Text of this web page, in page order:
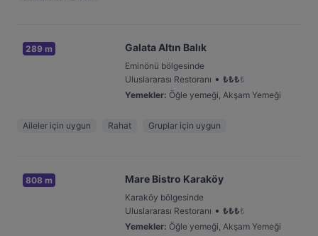
289 m Galata Altın Balık
Eminönü bölgesinde
Uluslararası Restoranı • ₺₺₺₺
Yemekler: Öğle yemeği, Akşam Yemeği
Aileler için uygun Rahat Gruplar için uygun
808 m Mare Bistro Karaköy
Karaköy bölgesinde
Uluslararası Restoranı • ₺₺₺₺
Yemekler: Öğle yemeği, Akşam Yemeği